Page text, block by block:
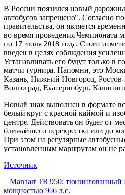
В России появился новый
автобусов запрещено". Согласно
правительства, он является
во время проведения Чемпионата
по 17 июля 2018 года. Стоит
введен в целях соблюдения
Устанавливать его будут только в
матчи турнира. Напомни, это
Казань, Нижний Новгород,
Волгоград, Екатеринбург,
Новый знак выполнен в формате
белый круг с красной каймой и
центре. Действовать он будет от
ближайшего перекрестка или до
При этом на регулярные
установленным маршрутам он не
Источник
Manhart TR 950: тюнингованный
мощностью 966 л.с.